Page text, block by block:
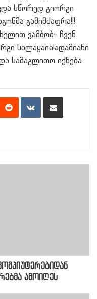
სწორედ გიორგი
გამიმძაფრა!!!
ვამბობ- ჩვენ
სალაყაია!ადამიანი
სამაგლითო იქნება
Reddit VKontakteShare via Email
ამოიღეს